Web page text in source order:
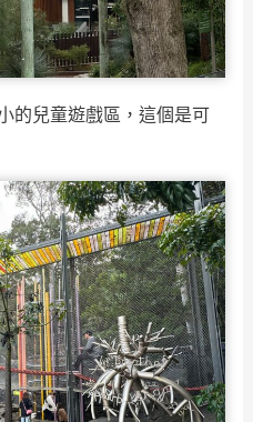
的兒童遊戲區，這個是可